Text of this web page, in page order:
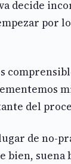
decide
por
del
de no-
bien,